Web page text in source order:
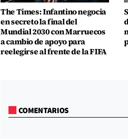
The Times: Infantino negocia
en secreto la final del
Mundial 2030 con Marruecos
a cambio de apoyo para
reelegirse al frente de la FIFA
COMENTARIOS